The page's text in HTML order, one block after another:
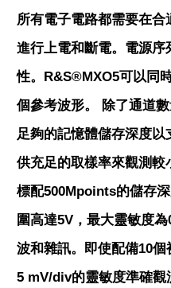
所有電子電路都需要在
進行上電和斷電。電源
性。R&S®MXO5可以同
個參考波形。 除了通道
足夠的記憶體儲存深度
供充足的取樣率來觀測
標配500Mpoints的儲存
圍高達5V，最大靈敏度
波和雜訊。即使配備10
5 mV/div的靈敏度準確觀